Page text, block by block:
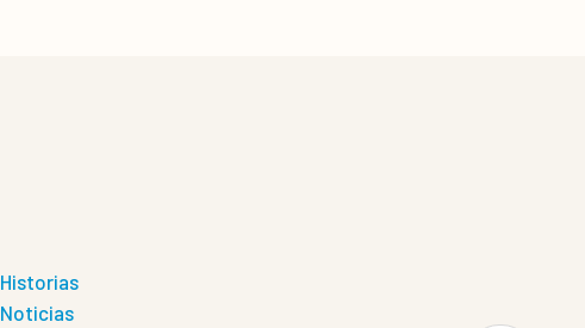
Historias
Noticias